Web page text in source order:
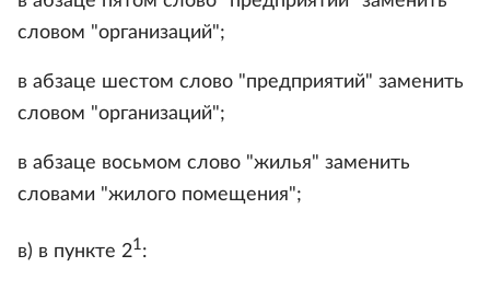
словом "организаций";
в абзаце шестом слово "предприятий" заменить
словом "организаций";
в абзаце восьмом слово "жилья" заменить
словами "жилого помещения";
в) в пункте 21: